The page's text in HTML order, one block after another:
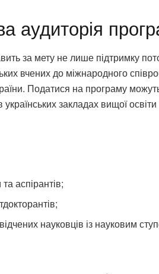
аудиторія
за мету не лише підтримку
вчених до міжнародного
Податися на програму
закладах вищої
аспірантів;
науковців із науковим